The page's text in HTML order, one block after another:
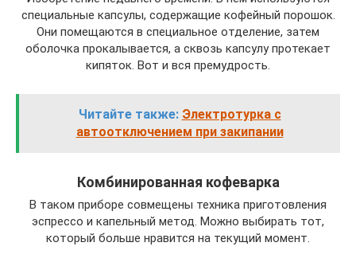
специальные капсулы, содержащие кофейный порошок.
Они помещаются в специальное отделение, затем
оболочка прокалывается, а сквозь капсулу протекает
кипяток. Вот и вся премудрость.
Читайте также: Электротурка с
автоотключением при закипании
Комбинированная кофеварка
В таком приборе совмещены техника приготовления
эспрессо и капельный метод. Можно выбирать тот,
который больше нравится на текущий момент.